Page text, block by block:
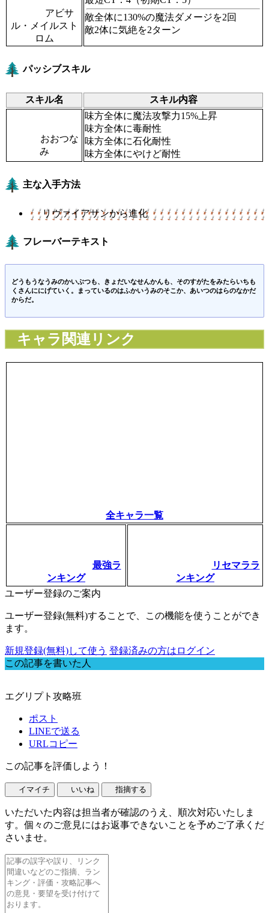
アビサ
ル・メイルスト
ロム
敵全体に130%の魔法ダメージを2回
敵2体に気絶を2ターン
パッシブスキル
スキル名 スキル内容
おおつな
み
味方全体に魔法攻撃力15%上昇
味方全体に毒耐性
味方全体に石化耐性
味方全体にやけど耐性
主な入手方法
リヴァイアサンから進化
フレーバーテキスト
どうもうなうみのかいぶつも、きょだいなせんかんも、そのすがたをみたらいちも
くさんににげていく。まっているのはふかいうみのそこか、あいつのはらのなかだ
からだ。
キャラ関連リンク
全キャラ一覧
最強ラ
ンキング
リセマララ
ンキング
ユーザー登録のご案内
ユーザー登録(無料)することで、この機能を使うことができ
ます。
新規登録(無料)して使う 登録済みの方はログイン
この記事を書いた人
エグリプト攻略班
ポスト
LINEで送る
URLコピー
この記事を評価しよう！
イマイチ いいね 指摘する
いただいた内容は担当者が確認のうえ、順次対応いたしま
す。個々のご意見にはお返事できないことを予めご了承くだ
さいませ。